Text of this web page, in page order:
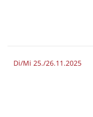
Di/Mi 25./26.11.2025